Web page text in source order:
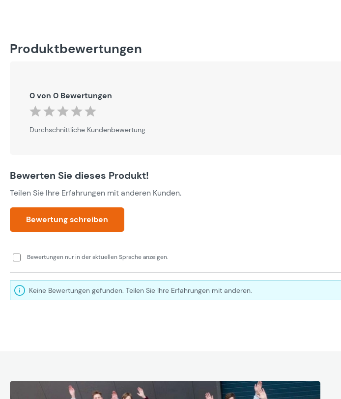
Produktbewertungen
0 von 0 Bewertungen
Durchschnittliche Bewertung von 0 von 5 Sternen
Durchschnittliche Kundenbewertung
Bewerten Sie dieses Produkt!
Teilen Sie Ihre Erfahrungen mit anderen Kunden.
Bewertung schreiben
Bewertungen nur in der aktuellen Sprache anzeigen.
Keine Bewertungen gefunden. Teilen Sie Ihre Erfahrungen mit anderen.